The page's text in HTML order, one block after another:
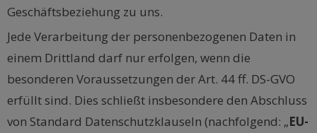
Geschäftsbeziehung zu uns.
Jede Verarbeitung der personenbezogenen Daten in
einem Drittland darf nur erfolgen, wenn die
besonderen Voraussetzungen der Art. 44 ff. DS-GVO
erfüllt sind. Dies schließt insbesondere den Abschluss
von Standard Datenschutzklauseln (nachfolgend: „EU-